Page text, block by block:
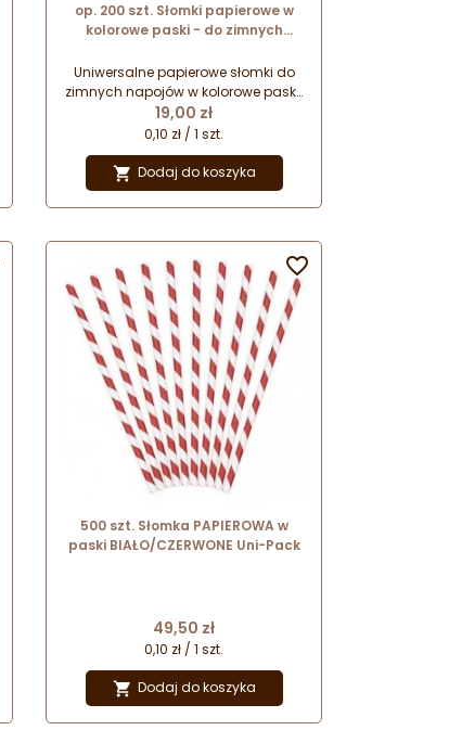
op. 200 szt. Słomki papierowe w
kolorowe paski - do zimnych
mm x dł. 252 mm - GoDan
Uniwersalne papierowe słomki do
zimnych napojów w kolorowe paski.
Całkowicie bezpieczne dla
środowiska - biodegradowalne. Nie
wpływają na smak serwowanych
napojów. Idealne do lemoniady i
kaw mrożonych.
Cena
19,00 zł
0,10 zł / 1 szt.
 Dodaj do koszyka
500 szt. Słomka PAPIEROWA w
paski BIAŁO/CZERWONE Uni-Pack
Cena
49,50 zł
0,10 zł / 1 szt.
 Dodaj do koszyka
